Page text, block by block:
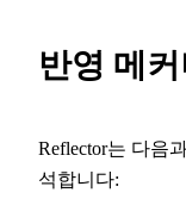
반영 메
Reflector는 다음
석합니다: